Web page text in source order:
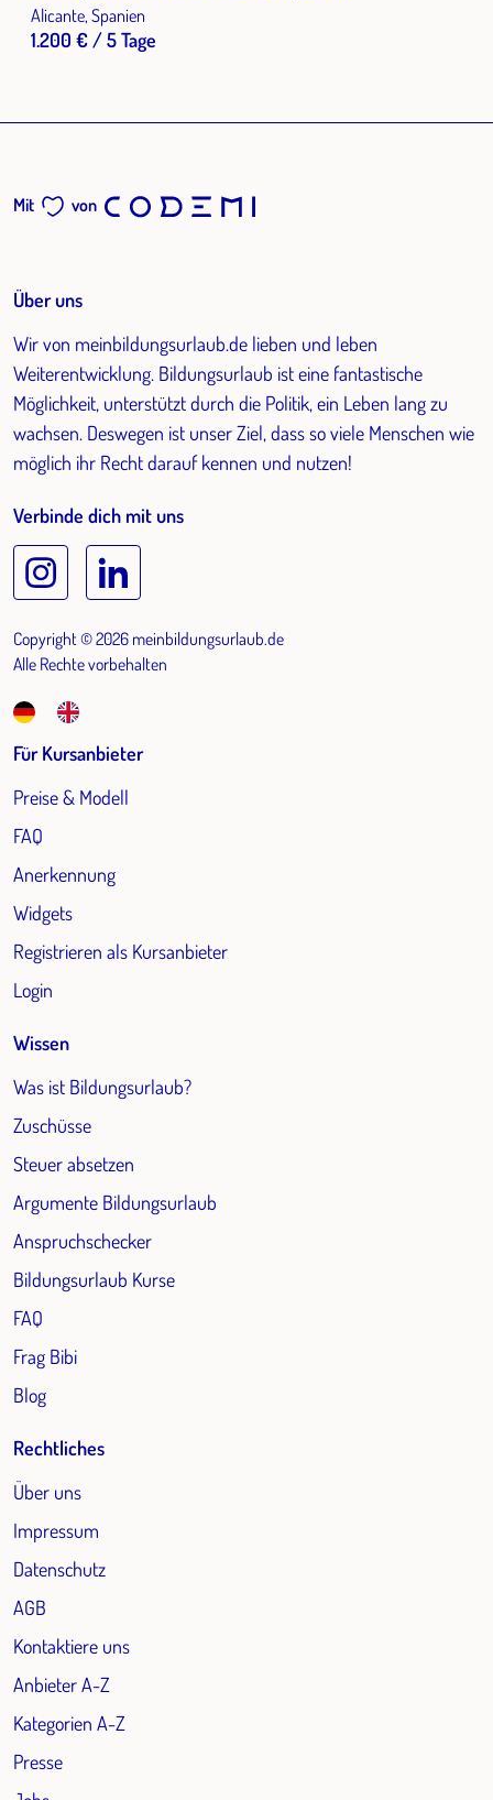
Alicante, Spanien
1.200 € / 5 Tage
Mit von
Über uns
Wir von meinbildungsurlaub.de lieben und leben
Weiterentwicklung. Bildungsurlaub ist eine fantastische
Möglichkeit, unterstützt durch die Politik, ein Leben lang zu
wachsen. Deswegen ist unser Ziel, dass so viele Menschen wie
möglich ihr Recht darauf kennen und nutzen!
Verbinde dich mit uns
Copyright © 2026 meinbildungsurlaub.de
Alle Rechte vorbehalten
Für Kursanbieter
Preise & Modell
FAQ
Anerkennung
Widgets
Registrieren als Kursanbieter
Login
Wissen
Was ist Bildungsurlaub?
Zuschüsse
Steuer absetzen
Argumente Bildungsurlaub
Anspruchschecker
Bildungsurlaub Kurse
FAQ
Frag Bibi
Blog
Rechtliches
Über uns
Impressum
Datenschutz
AGB
Kontaktiere uns
Anbieter A-Z
Kategorien A-Z
Presse